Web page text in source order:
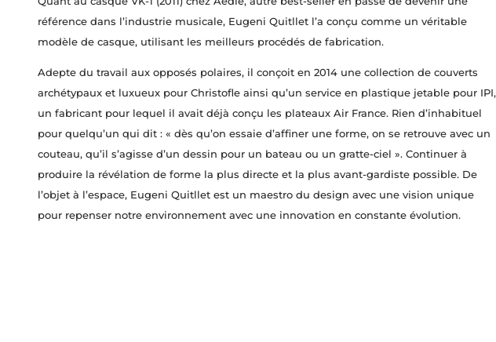
référence dans l’industrie musicale, Eugeni Quitllet l’a conçu comme un véritable
modèle de casque, utilisant les meilleurs procédés de fabrication.
Adepte du travail aux opposés polaires, il conçoit en 2014 une collection de couverts
archétypaux et luxueux pour Christofle ainsi qu’un service en plastique jetable pour IPI,
un fabricant pour lequel il avait déjà conçu les plateaux Air France. Rien d’inhabituel
pour quelqu’un qui dit : « dès qu’on essaie d’affiner une forme, on se retrouve avec un
couteau, qu’il s’agisse d’un dessin pour un bateau ou un gratte-ciel ». Continuer à
produire la révélation de forme la plus directe et la plus avant-gardiste possible. De
l’objet à l’espace, Eugeni Quitllet est un maestro du design avec une vision unique
pour repenser notre environnement avec une innovation en constante évolution.